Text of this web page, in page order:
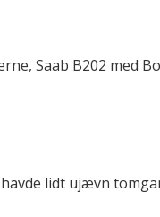
Saab B202 med
lidt ujævn